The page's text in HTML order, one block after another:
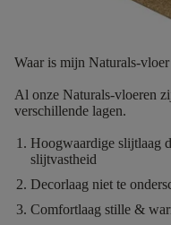
Waar is mijn Naturals-
Al onze Naturals-vloeren
verschillende lagen.
Hoogwaardige slijtlaag
slijtvastheid
Decorlaag niet te
Comfortlaag stille &